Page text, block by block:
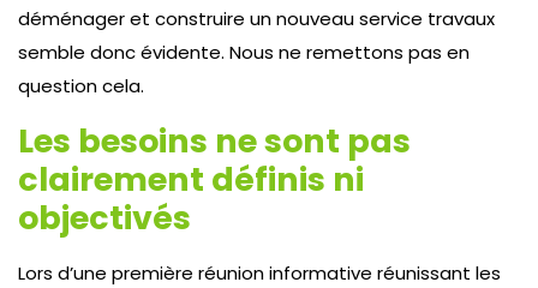
déménager et construire un nouveau service travaux
semble donc évidente. Nous ne remettons pas en
question cela.
Les besoins ne sont pas
clairement définis ni
objectivés
Lors d’une première réunion informative réunissant les